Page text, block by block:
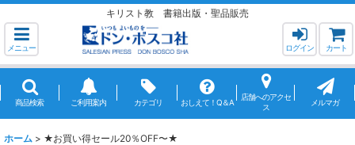
キリスト教 書籍出版・聖品販売
メニュー ログイン カート
商品検索 ご利用案内 カテゴリ おしえて！Q＆A
店舗へのアクセ
ス
メルマガ
ホーム > ★お買い得セール20％OFF〜★